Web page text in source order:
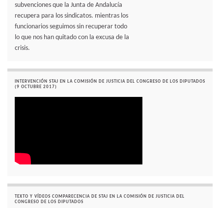
subvenciones que la Junta de Andalucía
recupera para los sindicatos. mientras los
funcionarios seguimos sin recuperar todo
lo que nos han quitado con la excusa de la
crisis.
INTERVENCIÓN STAJ EN LA COMISIÓN DE JUSTICIA DEL CONGRESO DE LOS DIPUTADOS
(9 OCTUBRE 2017)
TEXTO Y VÍDEOS COMPARECENCIA DE STAJ EN LA COMISIÓN DE JUSTICIA DEL
CONGRESO DE LOS DIPUTADOS